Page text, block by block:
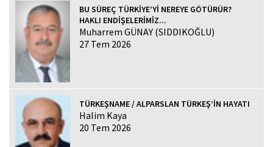
BU SÜREÇ TÜRKİYE’Yİ NEREYE GÖTÜRÜR?
HAKLI ENDİŞELERİMİZ...
Muharrem GÜNAY (SIDDIKOĞLU)
27 Tem 2026
TÜRKEŞNAME / ALPARSLAN TÜRKEŞ’İN HAYATI
Halim Kaya
20 Tem 2026